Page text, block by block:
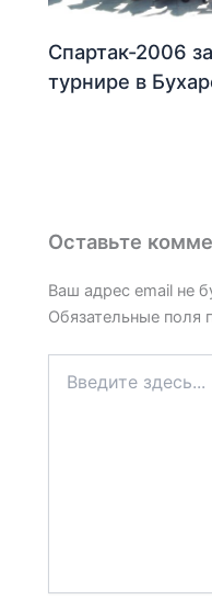
Спартак-2006
турнире в
Оставьте
Ваш адрес email не
Обязательные поля
здесь...